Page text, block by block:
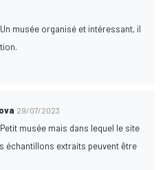
Un musée organisé et intéressant, il
29/07/2023
Petit musée mais dans lequel le site
échantillons extraits peuvent être